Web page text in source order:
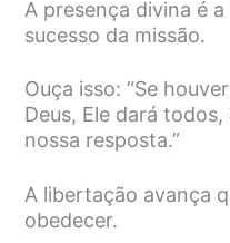
A presença divina é
sucesso da missão.
Ouça isso: “Se
Deus, Ele dará
nossa resposta.”
A libertação avança
obedecer.